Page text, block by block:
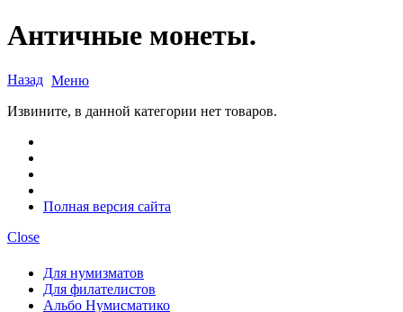
Античные монеты.
Назад Меню
Извините, в данной категории нет товаров.
Полная версия сайта
Close
Для нумизматов
Для филателистов
Альбо Нумисматико